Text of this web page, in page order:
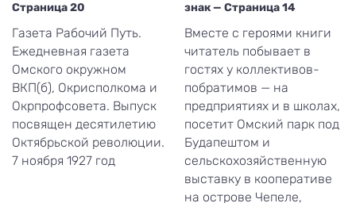
Страница 20
Газета Рабочий Путь.
Ежедневная газета
Омского окружном
ВКП(б), Окрисполкома и
Окрпрофсовета. Выпуск
посвящен десятилетию
Октябрьской революции.
7 ноября 1927 год
знак — Страница 14
Вместе с героями книги
читатель побывает в
гостях у коллективов-
побратимов — на
предприятиях и в школах,
посетит Омский парк под
Будапештом и
сельскохозяйственную
выставку в кооперативе
на острове Чепеле,